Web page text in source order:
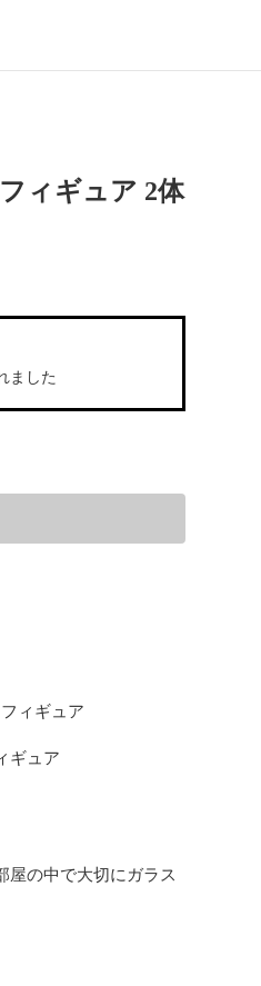
ィギュア 2体
ました
ィギュア
ギュア
屋の中で大切にガラス